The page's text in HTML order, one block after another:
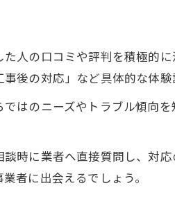
気工事における現地調査と見
気工事業者が行う安全確認と
事前後のフォローで安心でき
電気工事業者へ依頼するコツ
気工事依頼先の選び方で失敗
分に合った電気工事業者を見つ
人の口コミや評判を積極的
後の対応」など具体的な体験
はのニーズやトラブル傾向
時に業者へ直接質問し、対
者に出会えるでしょう。
お問い合わせはこちら
お問い合わせはこちら